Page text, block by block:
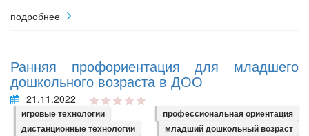
подробнее
Ранняя профориентация для младшего
дошкольного возраста в ДОО
21.11.2022
игровые технологии
профессиональная ориентация
дистанционные технологии
младший дошкольный возраст